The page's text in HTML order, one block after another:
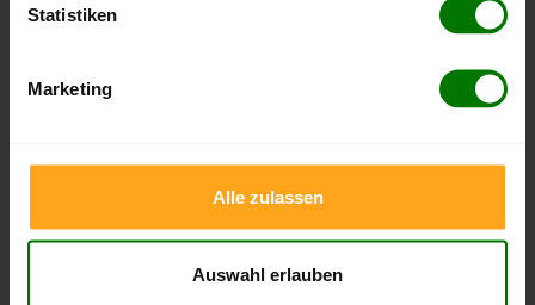
Statistiken
Marketing
Alle zulassen
Auswahl erlauben
Pelletspreise für lose Holzpellets und Holzpellets
Sackware in Hobbersdorf
. Das dazugehörige Datum zeigt,
Lose Holzpellets